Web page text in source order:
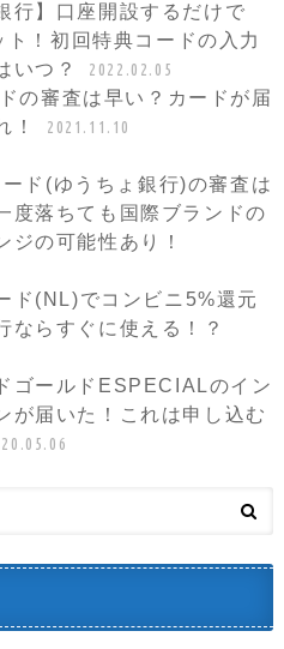
行】口座開設するだけで
！初回特典コードの入力
いつ？
2022.02.05
の審査は早い？カードが届
！
2021.11.10
ド(ゆうちょ銀行)の審査は
度落ちても国際ブランドの
ジの可能性あり！
ド(NL)でコンビニ5%還元
ならすぐに使える！？
ゴールドESPECIALのイン
が届いた！これは申し込む